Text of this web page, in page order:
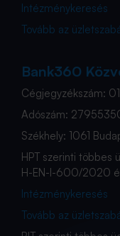
Intézménykeresés
Tovább az
Bank360
Cégjegyzékszám:
Adószám:
Székhely: 1061
HPT szerinti többes
H-EN-I-600/2020
Intézménykeresés
Tovább az